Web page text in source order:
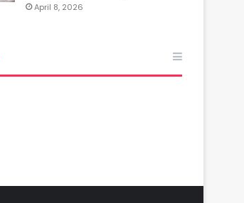
April 8, 2026